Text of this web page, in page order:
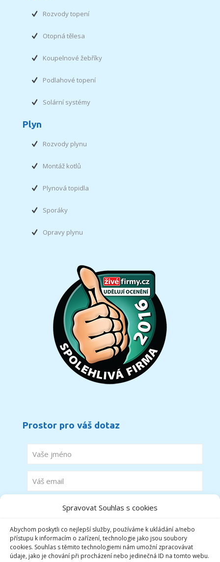
Spravovat Souhlas s cookies
Abychom poskytli co nejlepší služby, používáme k ukládání a/nebo
přístupu k informacím o zařízení, technologie jako jsou soubory
cookies. Souhlas s těmito technologiemi nám umožní zpracovávat
údaje, jako je chování při procházení nebo jedinečná ID na tomto webu.
Rozvody topení
Otopná tělesa
Koupelnové žebříky
Podlahové topení
Solární systémy
Plyn
Rozvody plynu
Montáž kotlů
Plynová topidla
Sporáky
Opravy plynu
Prostor pro váš dotaz